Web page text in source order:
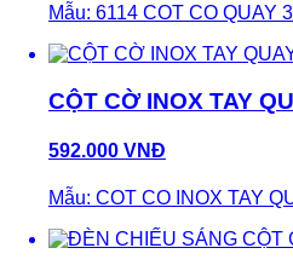
Mẫu: 6114 COT CO QUAY
CỘT CỜ INOX TAY
592.000 VNĐ
Mẫu: COT CO INOX TAY